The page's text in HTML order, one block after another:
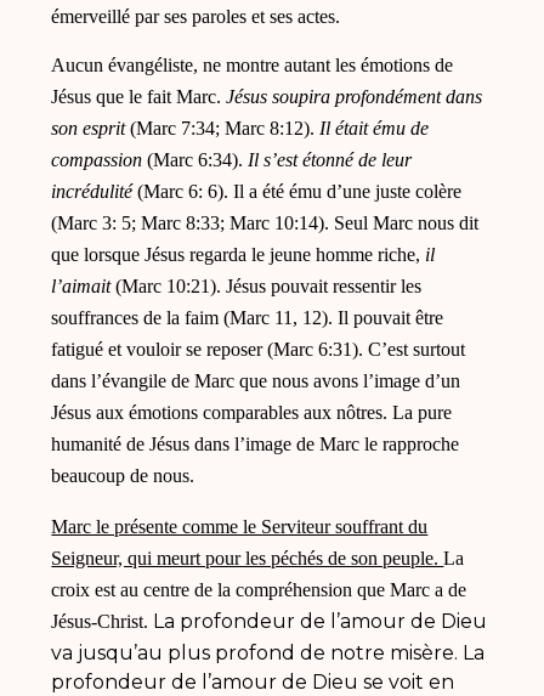
émerveillé par ses paroles et ses actes.
Aucun évangéliste, ne montre autant les émotions de
Jésus que le fait Marc.Jésus soupira profondément dans
son esprit(Marc 7:34; Marc 8:12). Il était ému de
compassion(Marc 6:34). Il s’est étonné de leur
incrédulité(Marc 6: 6). Il a été ému d’une juste colère
(Marc 3: 5; Marc 8:33; Marc 10:14). Seul Marc nous dit
que lorsque Jésus regarda le jeune homme riche, il
l’aimait(Marc 10:21). Jésus pouvait ressentir les
souffrances de la faim (Marc 11, 12). Il pouvait être
fatigué et vouloir se reposer (Marc 6:31).C’est surtout
dans l’évangile de Marc que nous avons l’image d’un
Jésus auxémotions comparables aux nôtres. La pure
humanité de Jésus dans l’image de Marc le rapproche
beaucoup de nous.
Marc le présente comme le Serviteur souffrant du
Seigneur, qui meurt pour les péchés de son peuple.La
croix est au centre de la compréhension que Marc a de
Jésus-Christ. La profondeur de l’amour de Dieu
va jusqu’au plus profond de notre misère. La
profondeur de l’amour de Dieu se voit en